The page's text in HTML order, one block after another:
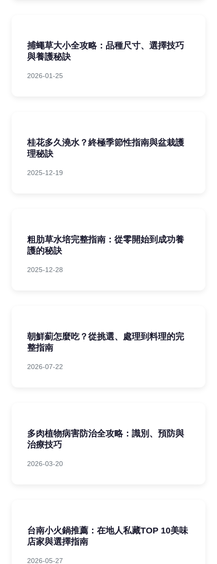
捕蠅草大小全攻略：品種尺寸、選擇技巧
與養護秘訣
2026-01-25
桂花多久澆水？終極季節性指南與盆栽護
理秘訣
2025-12-19
粗肋草水培完整指南：從零開始到成功養
護的秘訣
2025-12-28
朝鮮薊怎麼吃？從挑選、處理到料理的完
整指南
2026-07-22
多肉植物病害防治全攻略：識別、預防與
治療技巧
2026-03-20
台南小火鍋推薦：在地人私藏TOP 10美味
店家與選擇指南
2026-05-27